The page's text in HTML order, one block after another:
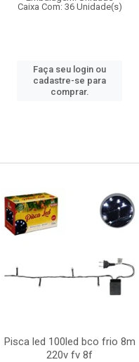
Caixa Com: 36 Unidade(s)
Faça seu login ou
cadastre-se para
comprar.
Pisca led 100led bco frio 8m
220v fv 8f